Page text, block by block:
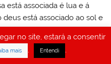
está associada é lua e á
está associado ao sol e
a quem vemos como
quem veemos como
no site, estará a consentir
mais . Entendi .